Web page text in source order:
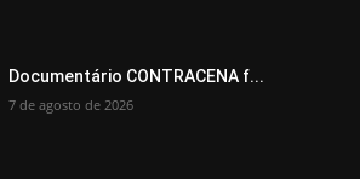
Documentário CONTRACENA f...
7 de agosto de 2026